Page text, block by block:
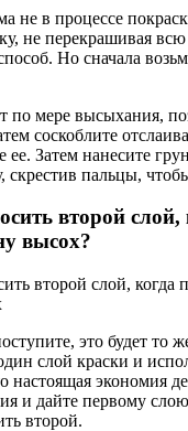
не в процессе
не перекрашивая
Но сначала
по мере высыхания,
соскоблите
ее. Затем нанесите
скрестив пальцы,
второй слой,
высох?
это будет то
слой краски и
настоящая экономия
и дайте первому
второй.